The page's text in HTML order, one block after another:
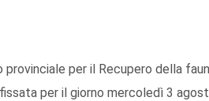
per il Recupero della
per il giorno mercoledì 3